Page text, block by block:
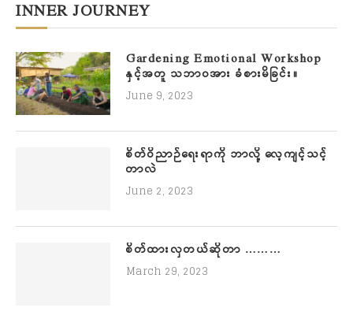
INNER JOURNEY
Gardening Emotional Workshop
နှင့်အတူ သဘာဝအား ခံစားမိခြင်း။
June 9, 2023
စိတ်ဝိညာဉ်ရေးရာကို ဘာလို့ လေ့ကျင့်သင့်
တာလဲ
June 2, 2023
စိတ်ထားလှတယ်ဆိုတာ ………
March 29, 2023